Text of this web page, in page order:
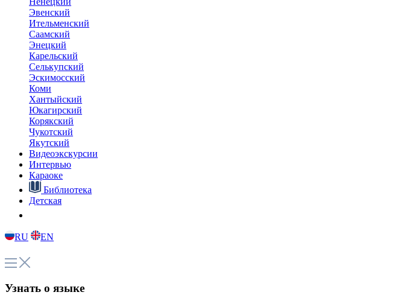
Эвенский
Ительменский
Саамский
Энецкий
Карельский
Селькупский
Эскимосский
Коми
Хантыйский
Юкагирский
Корякский
Чукотский
Якутский
Видеоэкскурсии
Интервью
Караоке
Библиотека
Детская
RU EN
Узнать о языке